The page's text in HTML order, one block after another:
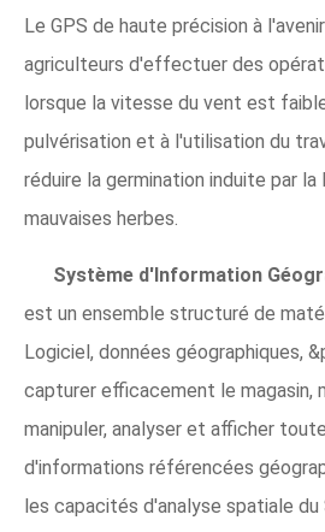
Le GPS de haute précision à
agriculteurs d'effectuer des
lorsque la vitesse du vent est
pulvérisation et à l'utilisation du
réduire la germination induite par
mauvaises herbes.
Système d'Information
est un ensemble structuré de
Logiciel, données géographiques,
capturer efficacement le magasin,
manipuler, analyser et afficher
d'informations référencées
les capacités d'analyse spatiale